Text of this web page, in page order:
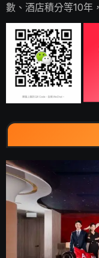
數、酒店積分等10年